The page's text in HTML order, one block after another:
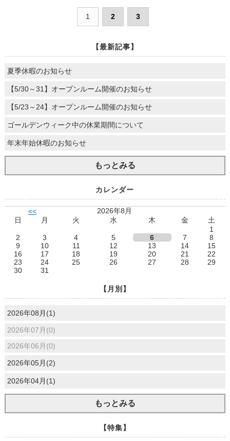
1 2 3
【最新記事】
夏季休暇のお知らせ
【5/30～31】オープンルーム開催のお知らせ
【5/23～24】オープンルーム開催のお知らせ
ゴールデンウィーク中の休業期間について
年末年始休暇のお知らせ
もっとみる
カレンダー
<<
2026年8月
日
月 火 水 木 金
土
1
2
3 4 5 6 7
8
9
10 11 12 13 14
15
16
17 18 19 20 21
22
23
24 25 26 27 28
29
30
31
【月別】
2026年08月(1)
2026年07月(0)
2026年06月(0)
2026年05月(2)
2026年04月(1)
もっとみる
【特集】